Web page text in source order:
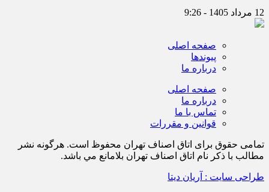
12 مرداد 1405 - 9:26
صفحه اصلی
پیوندها
درباره ما
صفحه اصلی
درباره ما
تماس با ما
قوانین و مقررات
تمامی حقوق برای اتاق اصناف تهران محفوظ است. هرگونه نشر
مطالب با ذكر نام اتاق اصناف تهران بلامانع مي باشد.
طراحی سایت : آریان دیتا